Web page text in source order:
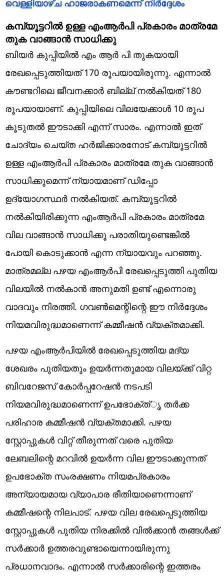
വെള്ളിയാഴ്ച ഹാജരാകണമെന്ന് നിർദ്ദേശം
കമ്പ്യൂട്ടറിൽ ഉള്ള എംആർപി പ്രകാരം മാത്രമേ
തുക വാങ്ങാൻ സാധിക്കു
ബിയർ കുപ്പിയിൽ എം ആർ പി തുകയായി
രേഖപ്പെടുത്തിയത് 170 രൂപയായിരുന്നു. എന്നാൽ
കൗണ്ടറിലെ ജീവനക്കാർ ബില്ല് നൽകിയത് 180
രൂപയായാണ്. കുപ്പിയിലെ വിലയേക്കാൾ 10 രൂപ
കൂടുതൽ ഈടാക്കി എന്ന് സാരം. എന്നാൽ ഇത്
ചോദ്യം ചെയ്ത ഹർജിക്കാരനോട് കമ്പ്യൂട്ടറിൽ
ഉള്ള എംആർപി പ്രകാരം മാത്രമേ തുക വാങ്ങാൻ
സാധിക്കുമെന്ന് ന്യായമാണ് ഡിപ്പോ
ഉദ്യോഗസ്ഥർ നൽകിയത്. കമ്പ്യൂട്ടറിൽ
നൽകിയിരിക്കുന്ന എംആർപി പ്രകാരം മാത്രമേ
വില വാങ്ങാൻ സാധിക്കൂ പരാതിയുണ്ടെങ്കിൽ
പോയി കൊടുക്കാൻ എന്ന ന്യായവും പറഞ്ഞു.
മാത്രമല്ല പഴയ എംആർപി രേഖപ്പെടുത്തി പുതിയ
വിലയിൽ നൽകാൻ അനുമതി ഉണ്ട് എന്നൊരു
വാദവും നിരത്തി. ഗവൺമെന്റിന്റെ ഈ നിർദ്ദേശം
നിയമവിരുദ്ധമാണെന്ന് കമ്മീഷൻ വ്യക്തമാക്കി.
പഴയ എംആർപിയിൽ രേഖപ്പെടുത്തിയ മദ്യ
ശേഖരം പുതിയതും ഉയർന്നതുമായ വിലയ്ക്ക് വിറ്റ
ബിവറേജസ് കോർപ്പറേഷൻ നടപടി
നിയമവിരുദ്ധമാണെന്ന് ഉപഭോക്ത്ൃ തർക്ക
പരിഹാര കമ്മീഷൻ വ്യക്തമാക്കി. പഴയ
സ്റ്റോപ്പുകൾ വിറ്റ് തീരുന്നത് വരെ പുതിയ
ലേബലിന്റെ മറവിൽ ഉയർന്ന വില ഈടാക്കുന്നത്
ഉപഭോക്ത സംരക്ഷണം നിയമപ്രകാരം
അന്യായമായ വ്യാപാര രീതിയാണെന്നാണ്
കമ്മീഷന്റെ നിലപാട്. പഴയ വില രേഖപ്പെടുത്തിയ
സ്റ്റോപ്പുകൾ പുതിയ നിരക്കിൽ വിൽക്കാൻ തങ്ങൾക്ക്
സർക്കാർ ഉത്തരവുണ്ടായെന്നായിരുന്നു
പ്രധാനവാദം. എന്നാൽ സർക്കാരിന്റെ ഇത്തരം